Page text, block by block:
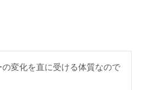
変化を直に受ける体質なので